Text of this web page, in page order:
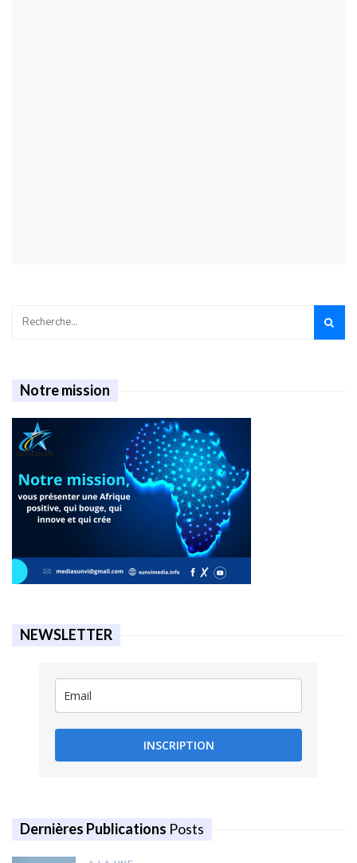
Notre mission
NEWSLETTER
INSCRIPTION
Dernières Publications Posts